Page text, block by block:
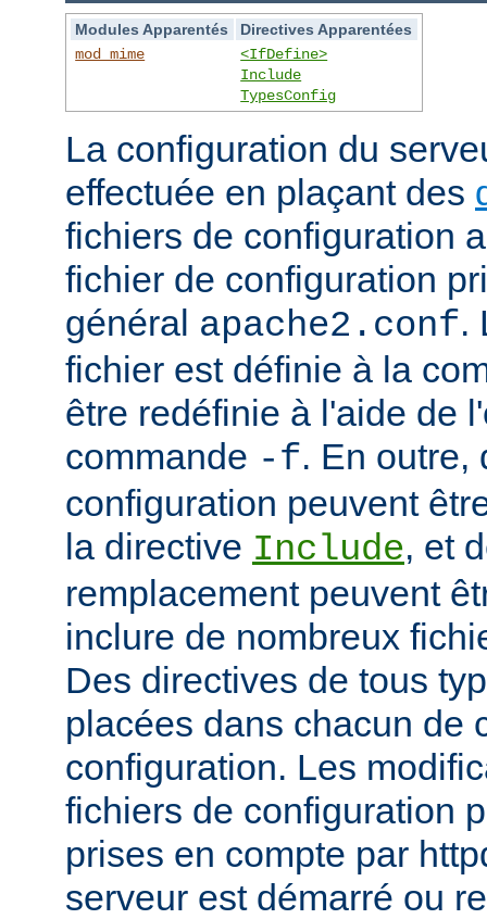
Modules Apparentés
Directives Apparentées
mod_mime
<IfDefine>
Include
TypesConfig
La configuration du
effectuée en plaçant des
fichiers de configuration
fichier de configuration
général apache2.conf.
fichier est définie à la
être redéfinie à l'aide de
commande -f. En outre,
configuration peuvent
la directive Include, et
remplacement peuvent
inclure de nombreux
Des directives de tous
placées dans chacun de
configuration. Les
fichiers de configuration
prises en compte par
serveur est démarré ou